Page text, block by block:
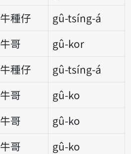
牛種仔
gû-tsíng-á
牛哥
gû-kor
牛種仔
gû-tsíng-á
牛哥
gû-ko
牛哥
gû-ko
牛哥
gû-ko